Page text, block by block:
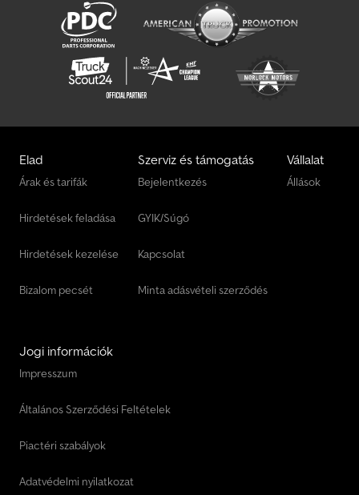
Magirus Deutz Multiliftes
Magirus Deutz Oldtimer
Magirus Deutz Platós Ponyvás
Magirus Deutz Tuzoltó/Mento
Man Magastetos Dobozos Kocsi
Elad
Árak és tarifák
Hirdetések feladása
Hirdetések kezelése
Bizalom pecsét
Szerviz és támogatás
Bejelentkezés
GYIK/Súgó
Kapcsolat
Minta adásvételi szerződés
Vállalat
Állások
Jogi információk
Impresszum
Általános Szerződési Feltételek
Piactéri szabályok
Adatvédelmi nyilatkozat